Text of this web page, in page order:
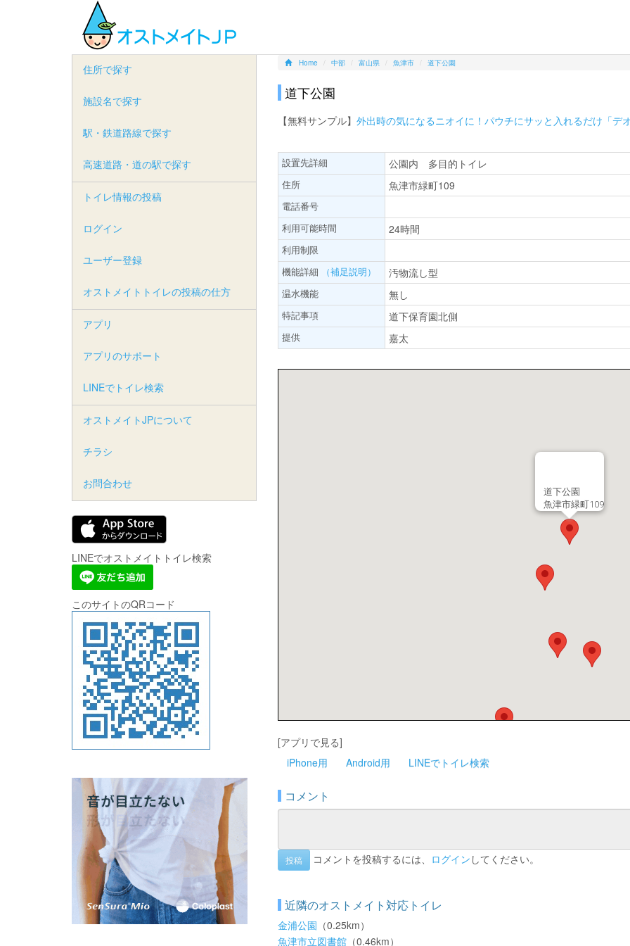
Home 中部 富山県 魚津市 道下公園
道下公園
【無料サンプル】 外出時の気になるニオイに！パウチにサッと入れるだけ「デ
設置先詳細 公園内 多目的トイレ
住所 魚津市緑町109
電話番号
利用可能時間
24時間
利用制限
機能詳細
（補足説明） 汚物流し型
温水機能 無し
特記事項 道下保育園北側
提供 嘉太
道下公園
魚津市緑町109
[アプリで見る]
iPhone用
Android用 LINEでトイレ検索
コメント
投稿 コメントを投稿するには、 ログイン してください。
近隣のオストメイト対応トイレ
金浦公園 （0.25km）
魚津市立図書館（0.46km）
住所で探す
施設名で探す
駅・鉄道路線で探す
高速道路・道の駅で探す
トイレ情報の投稿
ログイン
ユーザー登録
オストメイトトイレの投稿の仕方
アプリ
アプリのサポート
LINEでトイレ検索
オストメイトJPについて
チラシ
お問合わせ
LINEでオストメイトトイレ検索
このサイトのQRコード